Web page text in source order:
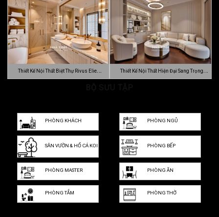
Thiết Kế Nội Thất Biệt Thự Rivus Elie Thiết Kế Nội Thất Hiện Đại Sang Trọng
PHÒNG KHÁCH PHÒNG NGỦ
SÂN VƯỜN & HỒ CÁ KOI PHÒNG BẾP
PHÒNG MASTER PHÒNG ĂN
PHÒNG TẮM PHÒNG THỜ